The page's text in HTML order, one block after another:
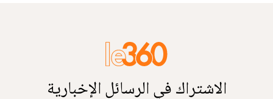
الاشتراك في الرسائل الإخبارية